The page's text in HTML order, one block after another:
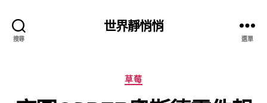
搜尋
世界靜悄悄
選單
分
類
草莓